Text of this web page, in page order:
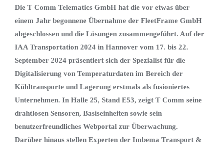
Die T Comm Telematics GmbH hat die vor etwas über
einem Jahr begonnene Übernahme der FleetFrame GmbH
abgeschlossen und die Lösungen zusammengeführt. Auf der
IAA Transportation 2024 in Hannover vom 17. bis 22.
September 2024 präsentiert sich der Spezialist für die
Digitalisierung von Temperaturdaten im Bereich der
Kühltransporte und Lagerung erstmals als fusioniertes
Unternehmen. In Halle 25, Stand E53, zeigt T Comm seine
drahtlosen Sensoren, Basiseinheiten sowie sein
benutzerfreundliches Webportal zur Überwachung.
Darüber hinaus stellen Experten der Imbema Transport &